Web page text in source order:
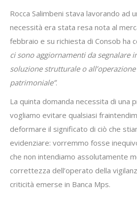
Rocca Salimbeni stava lavorando ad
necessità era stata resa nota al
febbraio e su richiesta di Consob ha
ci sono aggiornamenti da segnalare
soluzione strutturale o
patrimoniale”.
La quinta domanda necessita di una
vogliamo evitare qualsiasi
deformare il significato di ciò che
evidenziare: vorremmo fosse
che non intendiamo assolutamente
correttezza dell’operato della
criticità emerse in Banca Mps.